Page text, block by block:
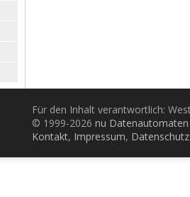
Für den Inhalt verantwortlich:
© 1999-2026 nu
Kontakt, Impressum, Datenschutz